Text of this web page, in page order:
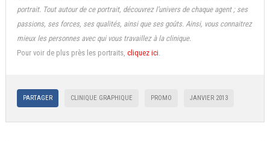
portrait. Tout autour de ce portrait, découvrez l’univers de chaque agent ; ses
passions, ses forces, ses qualités, ainsi que ses goûts. Ainsi, vous connaitrez
mieux les personnes avec qui vous travaillez à la clinique.
Pour voir de plus près les portraits, cliquez ici
PARTAGER CLINIQUE GRAPHIQUE PROMO JANVIER 2013